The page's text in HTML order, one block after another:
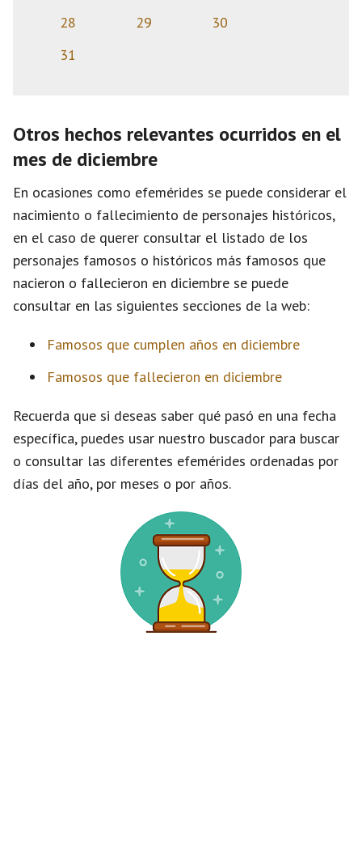
28
29
30
31
Otros hechos relevantes ocurridos en el
mes de diciembre
En ocasiones como efemérides se puede considerar el
nacimiento o fallecimiento de personajes históricos,
en el caso de querer consultar el listado de los
personajes famosos o históricos más famosos que
nacieron o fallecieron en diciembre se puede
consultar en las siguientes secciones de la web:
Famosos que cumplen años en diciembre
Famosos que fallecieron en diciembre
Recuerda que si deseas saber qué pasó en una fecha
específica, puedes usar nuestro buscador para buscar
o consultar las diferentes efemérides ordenadas por
días del año, por meses o por años.